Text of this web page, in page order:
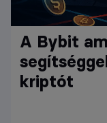
A Bybit
kriptót